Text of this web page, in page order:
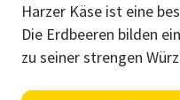
Harzer Käse ist eine
Die Erdbeeren bilden
zu seiner strengen